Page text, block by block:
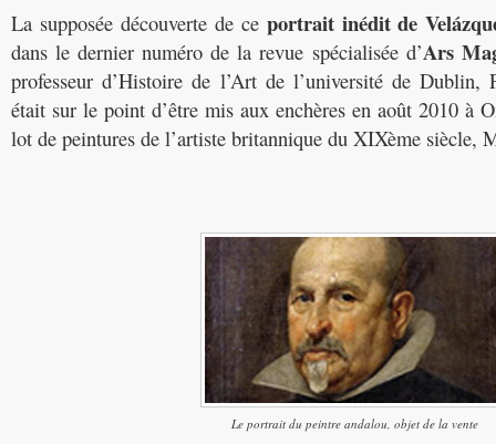
La supposée découverte de ce portrait inédit de
dans le dernier numéro de la revue spécialisée d’Ars
professeur d’Histoire de l’Art de l’université de Dublin,
était sur le point d’être mis aux enchères en août 2010 à
lot de peintures de l’artiste britannique du XIXème siècle,
Le portrait du peintre andalou, objet de la vente